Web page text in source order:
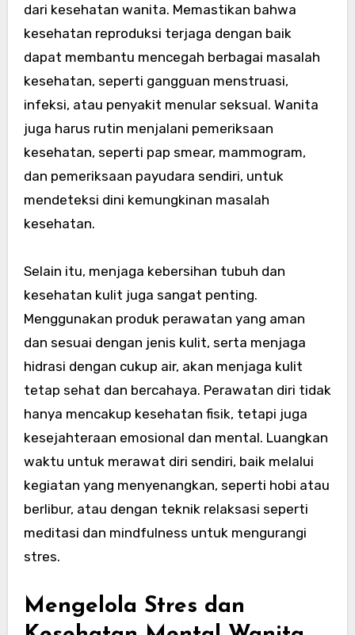
dari kesehatan wanita. Memastikan bahwa
kesehatan reproduksi terjaga dengan baik
dapat membantu mencegah berbagai masalah
kesehatan, seperti gangguan menstruasi,
infeksi, atau penyakit menular seksual. Wanita
juga harus rutin menjalani pemeriksaan
kesehatan, seperti pap smear, mammogram,
dan pemeriksaan payudara sendiri, untuk
mendeteksi dini kemungkinan masalah
kesehatan.
Selain itu, menjaga kebersihan tubuh dan
kesehatan kulit juga sangat penting.
Menggunakan produk perawatan yang aman
dan sesuai dengan jenis kulit, serta menjaga
hidrasi dengan cukup air, akan menjaga kulit
tetap sehat dan bercahaya. Perawatan diri tidak
hanya mencakup kesehatan fisik, tetapi juga
kesejahteraan emosional dan mental. Luangkan
waktu untuk merawat diri sendiri, baik melalui
kegiatan yang menyenangkan, seperti hobi atau
berlibur, atau dengan teknik relaksasi seperti
meditasi dan mindfulness untuk mengurangi
stres.
Mengelola Stres dan